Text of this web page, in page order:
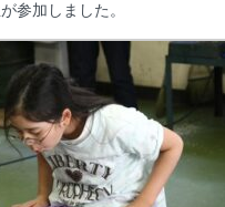
参加しました。